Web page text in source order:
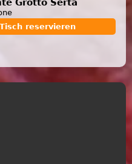
Grotto Serta
Tisch reservieren